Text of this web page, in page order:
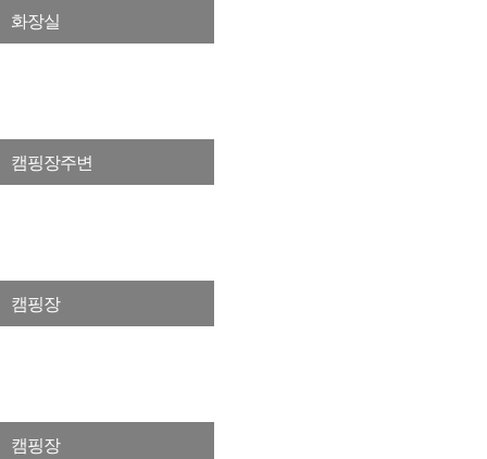
화장실
캠핑장주변
캠핑장
캠핑장